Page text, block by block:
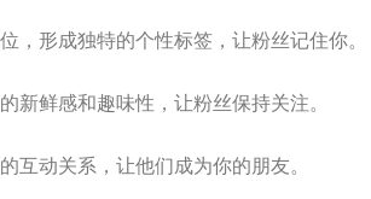
，形成独特的个性标签，让粉丝记住你。
新鲜感和趣味性，让粉丝保持关注。
互动关系，让他们成为你的朋友。